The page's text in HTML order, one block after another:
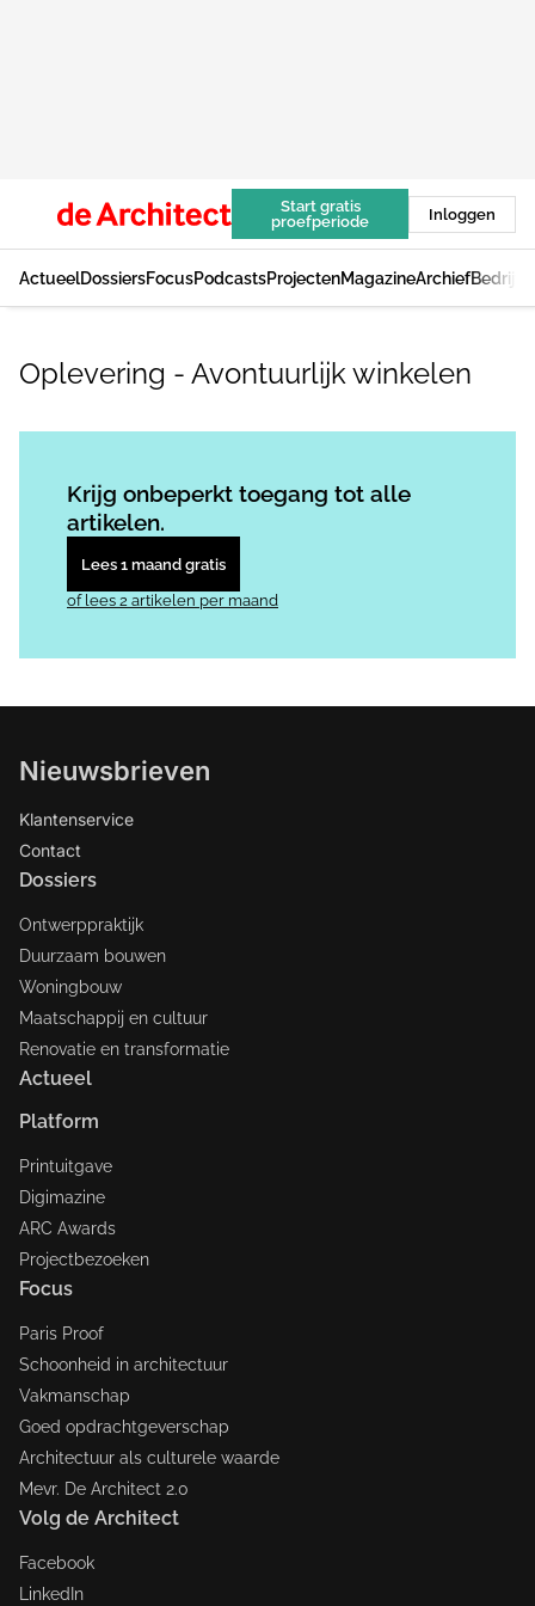
Start gratis
proefperiode
Inloggen
ActueelDossiersFocusPodcastsProjectenMagazineArchief
Oplevering - Avontuurlijk winkelen
Krijg onbeperkt toegang tot alle
artikelen.
Lees 1 maand gratis
of lees 2 artikelen per maand
Nieuwsbrieven
Klantenservice
Contact
Dossiers
Ontwerppraktijk
Duurzaam bouwen
Woningbouw
Maatschappij en cultuur
Renovatie en transformatie
Actueel
Platform
Printuitgave
Digimazine
ARC Awards
Projectbezoeken
Focus
Paris Proof
Schoonheid in architectuur
Vakmanschap
Goed opdrachtgeverschap
Architectuur als culturele waarde
Mevr. De Architect 2.0
Volg de Architect
Facebook
LinkedIn